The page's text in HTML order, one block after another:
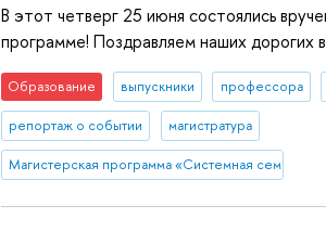
В этот четверг 25 июня состоялись
программе! Поздравляем наших дорогих
Образование выпускники профессора
репортаж о событии магистратура
Магистерская программа «Системная семейная